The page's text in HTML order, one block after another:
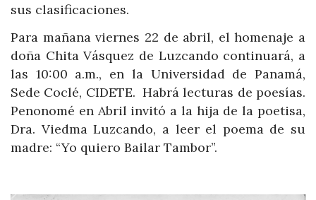
sus clasificaciones.
Para mañana viernes 22 de abril, el homenaje a
doña Chita Vásquez de Luzcando continuará, a
las 10:00 a.m., en la Universidad de Panamá,
Sede Coclé, CIDETE. Habrá lecturas de poesías.
Penonomé en Abril invitó a la hija de la poetisa,
Dra. Viedma Luzcando, a leer el poema de su
madre: “Yo quiero Bailar Tambor”.